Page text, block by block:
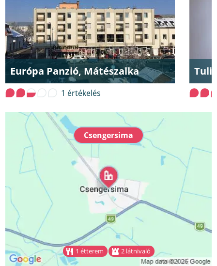
Európa Panzió, Mátészalka
1 értékelés
Csengersima
1 étterem 2 látnivaló